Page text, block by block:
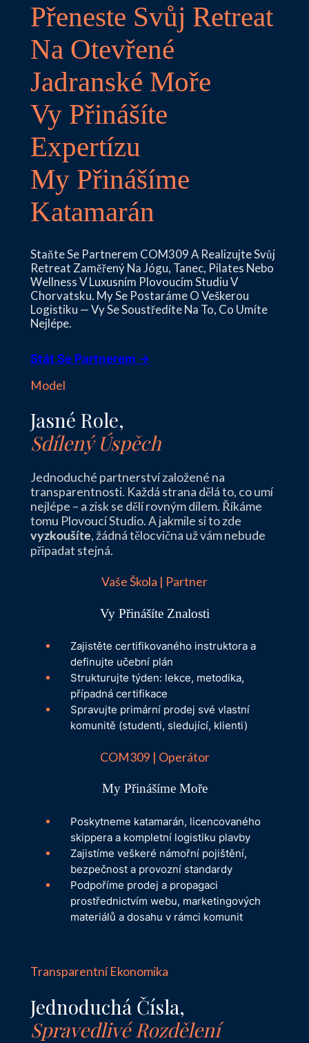
Přeneste Svůj Retreat
Na Otevřené
Jadranské Moře
Vy Přinášíte
Expertízu
My Přinášíme
Katamarán
Staňte Se Partnerem COM309 A Realizujte Svůj
Retreat Zaměřený Na Jógu, Tanec, Pilates Nebo
Wellness V Luxusním Plovoucím Studiu V
Chorvatsku. My Se Postaráme O Veškerou
Logistiku — Vy Se Soustředíte Na To, Co Umíte
Nejlépe.
Stát Se Partnerem →
Model
Jasné Role,
Sdílený Úspěch
Jednoduché partnerství založené na
transparentnosti. Každá strana dělá to, co umí
nejlépe – a zisk se dělí rovným dílem. Říkáme
tomu Plovoucí Studio. A jakmile si to zde
vyzkoušíte, žádná tělocvična už vám nebude
připadat stejná.
Vaše Škola | Partner
Vy Přinášíte Znalosti
Zajistěte certifikovaného instruktora a
definujte učební plán
Strukturujte týden: lekce, metodika,
případná certifikace
Spravujte primární prodej své vlastní
komunitě (studenti, sledující, klienti)
COM309 | Operátor
My Přinášíme Moře
Poskytneme katamarán, licencovaného
skippera a kompletní logistiku plavby
Zajistíme veškeré námořní pojištění,
bezpečnost a provozní standardy
Podpoříme prodej a propagaci
prostřednictvím webu, marketingových
materiálů a dosahu v rámci komunit
Transparentní Ekonomika
Jednoduchá Čísla,
Spravedlivé Rozdělení